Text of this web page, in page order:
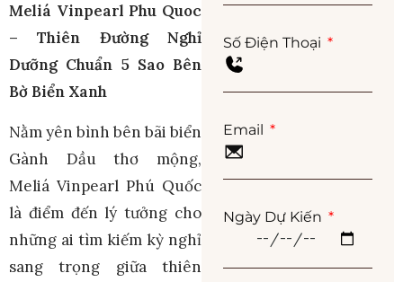
Meliá Vinpearl Phu Quoc
– Thiên Đường Nghỉ
Dưỡng Chuẩn 5 Sao Bên
Bờ Biển Xanh
Nằm yên bình bên bãi biển
Gành Dầu thơ mộng,
Meliá Vinpearl Phú Quốc
là điểm đến lý tưởng cho
những ai tìm kiếm kỳ nghỉ
sang trọng giữa thiên
Số Điện Thoại
Email
Ngày Dự Kiến